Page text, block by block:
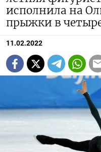
исполнила на
прыжки в
11.02.2022